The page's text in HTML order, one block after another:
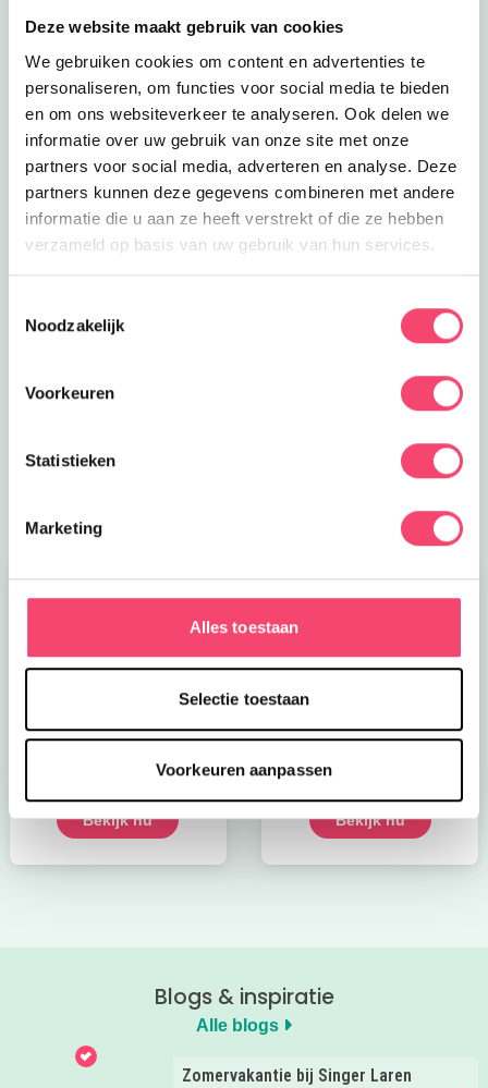
Deze website maakt gebruik van cookies
We gebruiken cookies om content en advertenties te
personaliseren, om functies voor social media te bieden
en om ons websiteverkeer te analyseren. Ook delen we
informatie over uw gebruik van onze site met onze
partners voor social media, adverteren en analyse. Deze
partners kunnen deze gegevens combineren met andere
informatie die u aan ze heeft verstrekt of die ze hebben
verzameld op basis van uw gebruik van hun services.
Noodzakelijk
Voorkeuren
Statistieken
Marketing
Alles toestaan
Selectie toestaan
Voorkeuren aanpassen
De zomervakantie is hét moment om samen op pad te
activiteiten voor gezinnen. Van natuuravonturen en
creatieve workshops tot kinderfilms, sportieve uitjes en
Kroon op de taart bij
Bekijk nu
Onze favoriete
Bekijk nu
Blogs & inspiratie
Alle blogs
Zomervakantie bij Singer Laren